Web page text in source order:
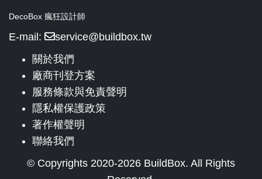
DecoBox 瘋狂設計師
E-mail:
service@buildbox.tw
關於我們
廠商刊登方案
服務條款與免責聲明
隱私權保護政策
著作權聲明
聯絡我們
© Copyrights 2020-2026 BuildBox. All Rights